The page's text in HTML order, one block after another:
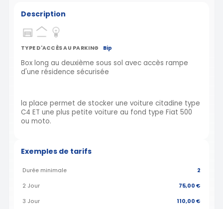
Description
TYPE D'ACCÈS AU PARKING Bip
Box long au deuxième sous sol avec accès rampe
d'une résidence sécurisée
la place permet de stocker une voiture citadine type
C4 ET une plus petite voiture au fond type Fiat 500
ou moto.
Exemples de tarifs
Durée minimale 2
2 Jour 75,00 €
3 Jour 110,00 €